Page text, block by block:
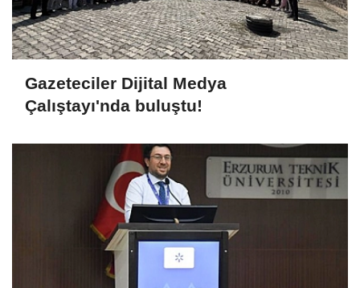
Gazeteciler Dijital Medya
Çalıştayı'nda buluştu!